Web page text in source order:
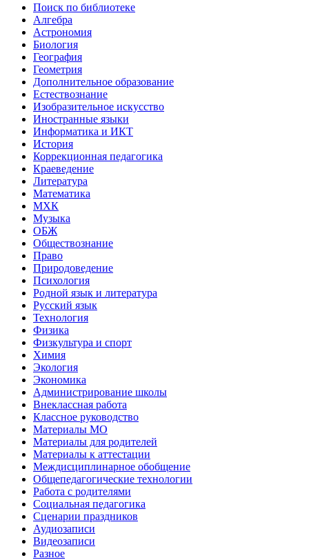
Поиск по библиотеке
Алгебра
Астрономия
Биология
География
Геометрия
Дополнительное образование
Естествознание
Изобразительное искусство
Иностранные языки
Информатика и ИКТ
История
Коррекционная педагогика
Краеведение
Литература
Математика
МХК
Музыка
ОБЖ
Обществознание
Право
Природоведение
Психология
Родной язык и литература
Русский язык
Технология
Физика
Физкультура и спорт
Химия
Экология
Экономика
Администрирование школы
Внеклассная работа
Классное руководство
Материалы МО
Материалы для родителей
Материалы к аттестации
Междисциплинарное обобщение
Общепедагогические технологии
Работа с родителями
Социальная педагогика
Сценарии праздников
Аудиозаписи
Видеозаписи
Разное